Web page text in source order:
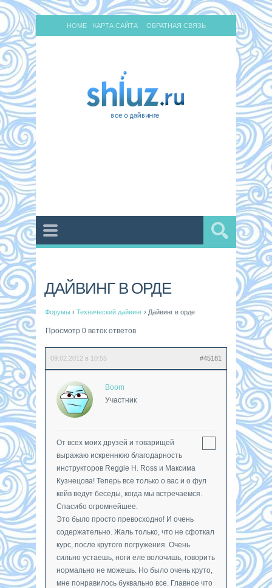
HOME КАРТА САЙТА ОБРАТНАЯ СВЯЗЬ
ДАЙВИНГ В ОРДЕ
Форумы › Технический дайвинг › Дайвинг в орде
Просмотр 0 веток ответов
09.02.2012 в 10:55 #45181
Boom
Участник
От всех моих друзей и товарищей
выражаю искреннюю благодарность
инструкторов Reggie H. Ross и Максима
Кузнецова! Теперь все только о вас и о фул
кейв ведут беседы, когда мы встречаемся.
Спасибо огромнейшее.
Это было просто превосходно! И очень
содержательно. Жаль только, что не сфоткал
курс, после крутого погружения. Очень
сильно устаешь, ноги еле волочишь, говорить
нормально не можешь. Но было очень круто,
мне понравилось буквально все. Главное что